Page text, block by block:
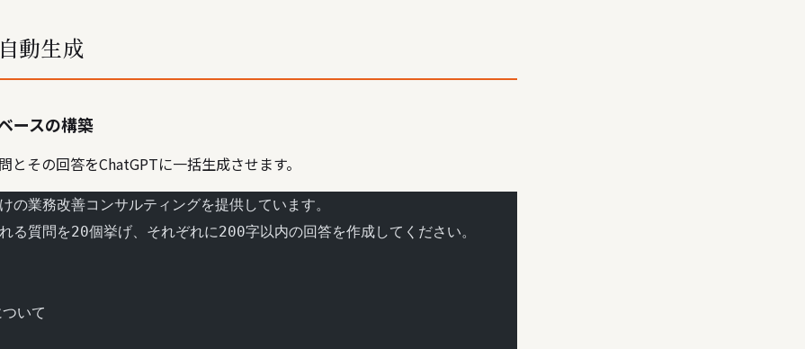
動生成
ースの構築
とその回答をChatGPTに一括生成させます。
の業務改善コンサルティングを提供しています。
る質問を20個挙げ、それぞれに200字以内の回答を作成してください。
いて